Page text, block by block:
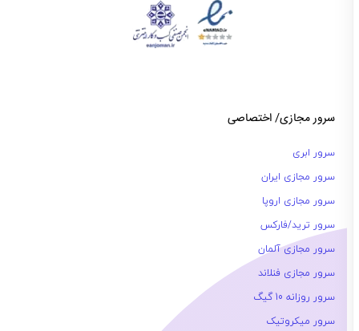
سرور مجازی/ اختصاصی
سرور ابری
سرور مجازی ایران
سرور مجازی اروپا
سرور ترید/فارکس
سرور مجازی آلمان
سرور مجازی فنلاند
سرور روزانه 10 گیگ
سرور میکروتیک